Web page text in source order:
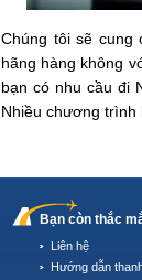
Chúng tôi sẽ cung
hãng hàng không
bạn có nhu cầu đi
Nhiều chương trình
Bạn còn thắc
Liên hệ
Hướng dẫn